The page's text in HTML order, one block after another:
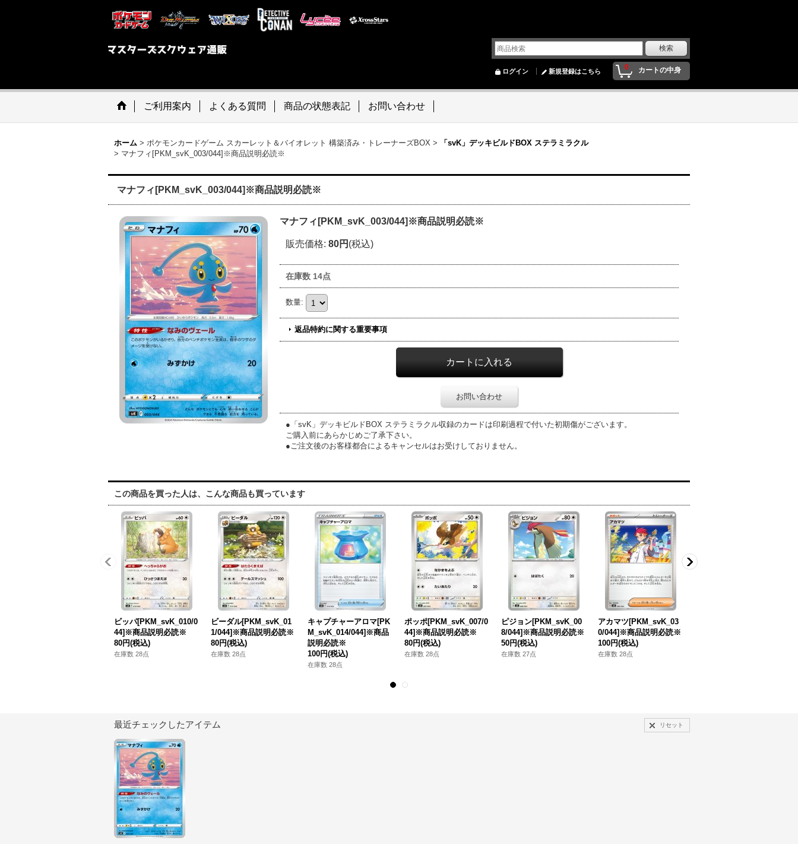
0 カートの中身
ログイン 新規登録はこちら
ご利用案内 よくある質問 商品の状態表記 お問い合わせ
ホーム > ポケモンカードゲーム スカーレット＆バイオレット 構築済み・トレーナーズBOX >
「svK」デッキビルドBOX ステラミラクル
> マナフィ[PKM_svK_003/044]※商品説明必読※
マナフィ[PKM_svK_003/044]※商品説明必読※
マナフィ[PKM_svK_003/044]※商品説明必読※
販売価格: 80円 (税込)
在庫数 14点
数量:
返品特約に関する重要事項
お問い合わせ
●「svK」デッキビルドBOX ステラミラクル収録のカードは印刷過程で付いた初期傷がございます。
ご購入前にあらかじめご了承下さい。
●ご注文後のお客様都合によるキャンセルはお受けしておりません。
この商品を買った人は、こんな商品も買っています
ビッパ[PKM_svK_010/0
44]※商品説明必読※
80円(税込)
在庫数 28点
ビーダル[PKM_svK_01
1/044]※商品説明必読※
80円(税込)
在庫数 28点
キャプチャーアロマ[PK
M_svK_014/044]※商品
説明必読※
100円(税込)
在庫数 28点
ポッポ[PKM_svK_007/0
44]※商品説明必読※
80円(税込)
在庫数 28点
ピジョン[PKM_svK_00
8/044]※商品説明必読※
50円(税込)
在庫数 27点
アカマツ[PKM_svK_03
0/044]※商品説明必読※
100円(税込)
在庫数 28点
最近チェックしたアイテム リセット